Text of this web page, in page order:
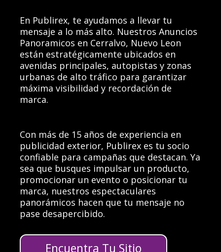
En Publirex, te ayudamos a llevar tu
mensaje a lo más alto. Nuestros Anuncios
Panoramicos en Cerralvo, Nuevo Leon
están estratégicamente ubicados en
avenidas principales, autopistas y zonas
urbanas de alto tráfico para garantizar
máxima visibilidad y recordación de
marca.
Con más de 15 años de experiencia en
publicidad exterior, Publirex es tu socio
confiable para campañas que destacan. Ya
sea que busques impulsar un producto,
promocionar un evento o posicionar tu
marca, nuestros espectaculares
panorámicos hacen que tu mensaje no
pase desapercibido.
Encuentra Tu Sitio